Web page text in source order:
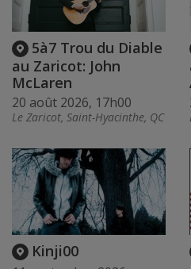
5à7 Trou du Diable
au Zaricot: John
McLaren
20 août 2026, 17h00
Le Zaricot, Saint-Hyacinthe, QC
Kinji00